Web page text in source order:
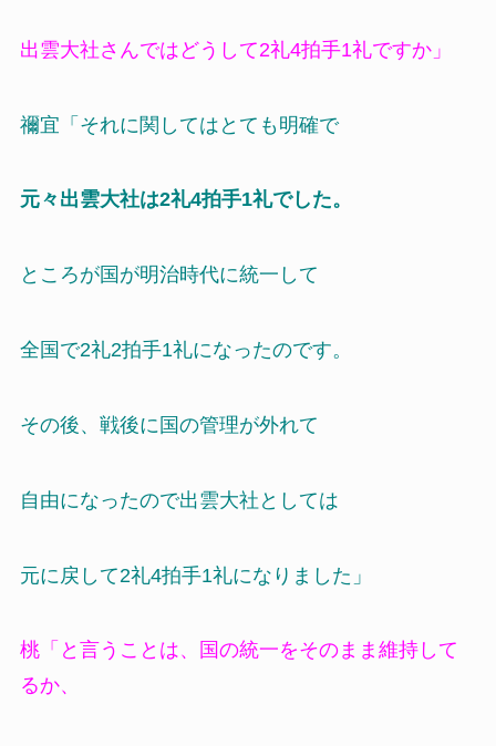
出雲大社さんではどうして2礼4拍手1礼ですか」
禰宜「それに関してはとても明確で
元々出雲大社は2礼4拍手1礼でした。
ところが国が明治時代に統一して
全国で2礼2拍手1礼になったのです。
その後、戦後に国の管理が外れて
自由になったので出雲大社としては
元に戻して2礼4拍手1礼になりました」
桃「と言うことは、国の統一をそのまま維持して
るか、